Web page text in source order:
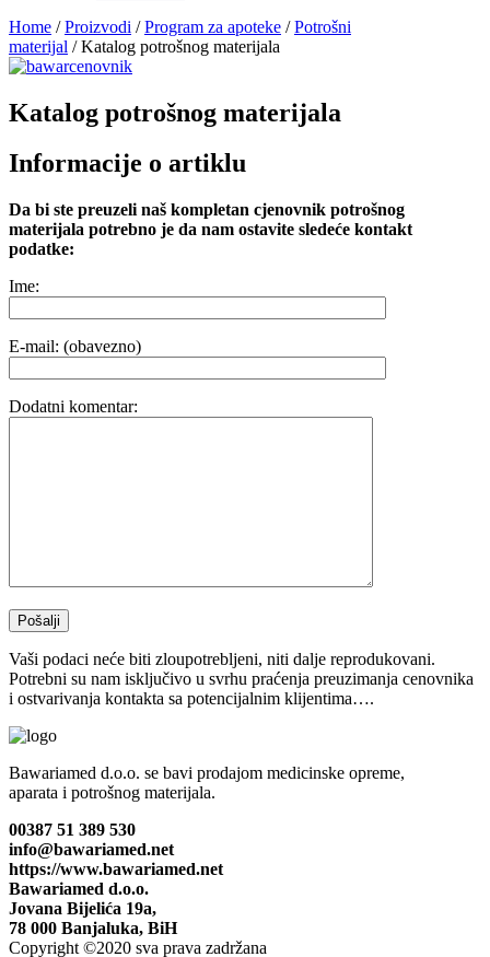
Home /Proizvodi /Program za apoteke /Potrošni
materijal / Katalog potrošnog materijala
Katalog potrošnog materijala
Informacije o artiklu
Da bi ste preuzeli naš kompletan cjenovnik potrošnog
materijala potrebno je da nam ostavite sledeće kontakt
podatke:
Ime:
E-mail: (obavezno)
Dodatni komentar:
Vaši podaci neće biti zloupotrebljeni, niti dalje reprodukovani.
Potrebni su nam isključivo u svrhu praćenja preuzimanja cenovnika
i ostvarivanja kontakta sa potencijalnim klijentima….
Bawariamed d.o.o. se bavi prodajom medicinske opreme,
aparata i potrošnog materijala.
00387 51 389 530
info@bawariamed.net
https://www.bawariamed.net
Bawariamed d.o.o.
Jovana Bijelića 19a,
78 000 Banjaluka, BiH
Copyright ©2020 sva prava zadržana